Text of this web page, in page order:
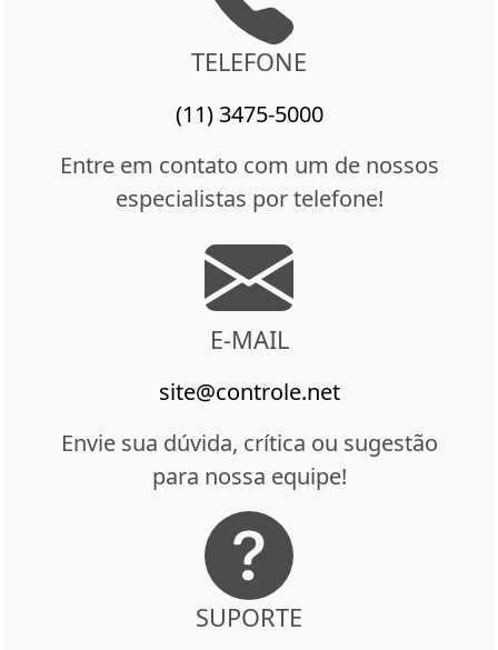
TELEFONE
(11) 3475-5000
Entre em contato com um de nossos
especialistas por telefone!
E-MAIL
site@controle.net
Envie sua dúvida, crítica ou sugestão
para nossa equipe!
SUPORTE